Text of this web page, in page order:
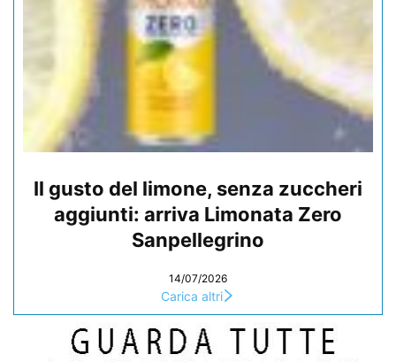
Il gusto del limone, senza zuccheri
aggiunti: arriva Limonata Zero
Sanpellegrino
14/07/2026
Carica altri